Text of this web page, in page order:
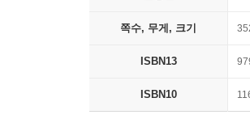
쪽수, 무게, 크기
ISBN13
ISBN10